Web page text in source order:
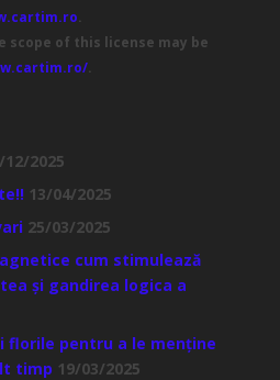
.
scope of this license may be
.
12/2025
13/04/2025
25/03/2025
cum stimulează
și gandirea logica a
florile pentru a le menține
timp 19/03/2025